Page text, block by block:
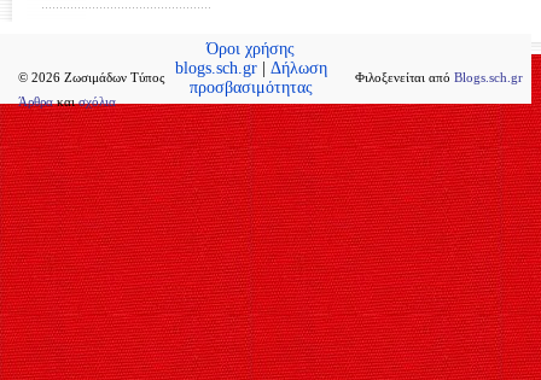
© 2026 Ζωσιμάδων Τύπος
Άρθρα καισχόλια
Φιλοξενείται από Blogs.sch.gr
Όροι χρήσης
blogs.sch.gr| Δήλωση
προσβασιμότητας